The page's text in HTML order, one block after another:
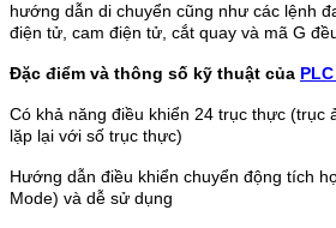
hướng dẫn di chuyển cũng như các lệnh
điện tử, cam điện tử, cắt quay và mã G
Đặc điểm và thông số kỹ thuật của
Có khả năng điều khiển 24 trục thực (trục
lặp lại với số trục thực)
Hướng dẫn điều khiển chuyển động tích
Mode) và dễ sử dụng